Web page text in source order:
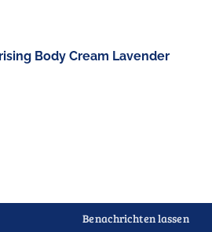
Body Cream Lavender
Benachrichten lassen